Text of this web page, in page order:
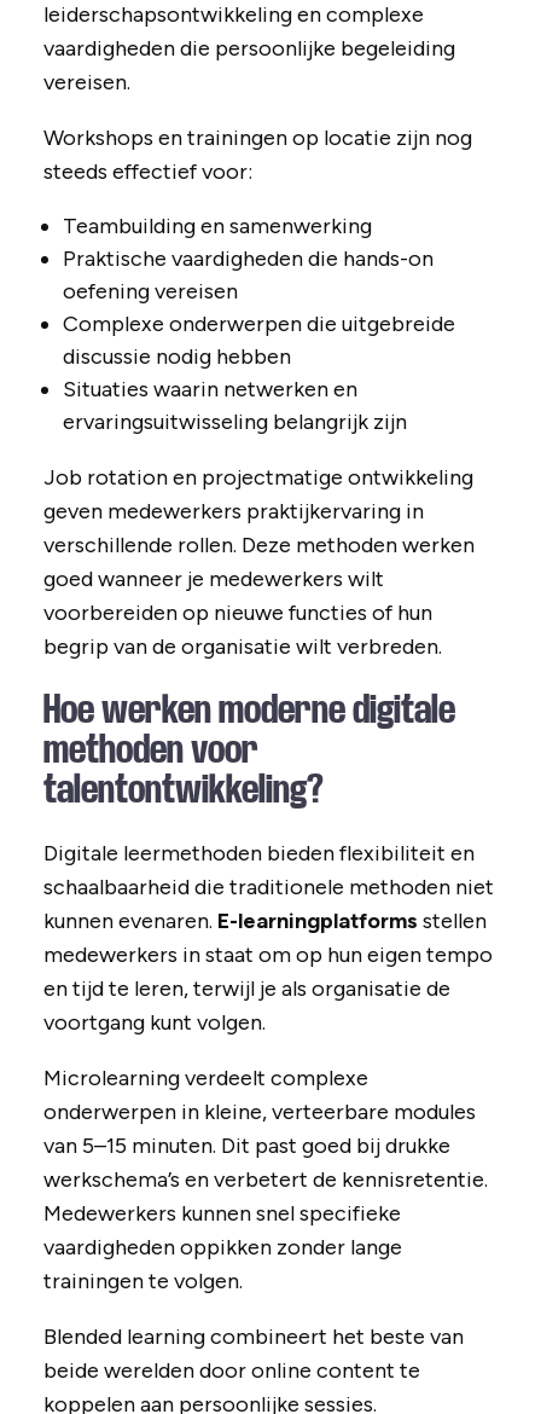
leiderschapsontwikkeling en complexe
vaardigheden die persoonlijke begeleiding
vereisen.
Workshops en trainingen op locatie zijn nog
steeds effectief voor:
Teambuilding en samenwerking
Praktische vaardigheden die hands-on
oefening vereisen
Complexe onderwerpen die uitgebreide
discussie nodig hebben
Situaties waarin netwerken en
ervaringsuitwisseling belangrijk zijn
Job rotation en projectmatige ontwikkeling
geven medewerkers praktijkervaring in
verschillende rollen. Deze methoden werken
goed wanneer je medewerkers wilt
voorbereiden op nieuwe functies of hun
begrip van de organisatie wilt verbreden.
Hoe werken moderne digitale
methoden voor
talentontwikkeling?
Digitale leermethoden bieden flexibiliteit en
schaalbaarheid die traditionele methoden niet
kunnen evenaren. E-learningplatforms stellen
medewerkers in staat om op hun eigen tempo
en tijd te leren, terwijl je als organisatie de
voortgang kunt volgen.
Microlearning verdeelt complexe
onderwerpen in kleine, verteerbare modules
van 5–15 minuten. Dit past goed bij drukke
werkschema’s en verbetert de kennisretentie.
Medewerkers kunnen snel specifieke
vaardigheden oppikken zonder lange
trainingen te volgen.
Blended learning combineert het beste van
beide werelden door online content te
koppelen aan persoonlijke sessies.